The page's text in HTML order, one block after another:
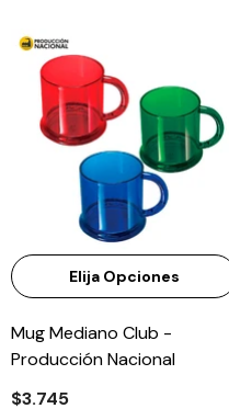
Elija Opciones
Mug Mediano Club -
Producción Nacional
$3.745